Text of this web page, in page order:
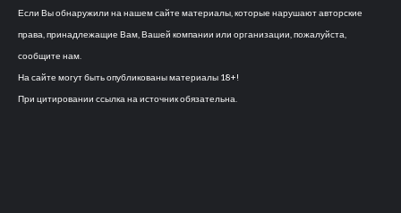
Если Вы обнаружили на нашем сайте материалы, которые нарушают авторские
права, принадлежащие Вам, Вашей компании или организации, пожалуйста,
сообщите нам.
На сайте могут быть опубликованы материалы 18+!
При цитировании ссылка на источник обязательна.